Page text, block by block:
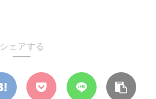
シェアする